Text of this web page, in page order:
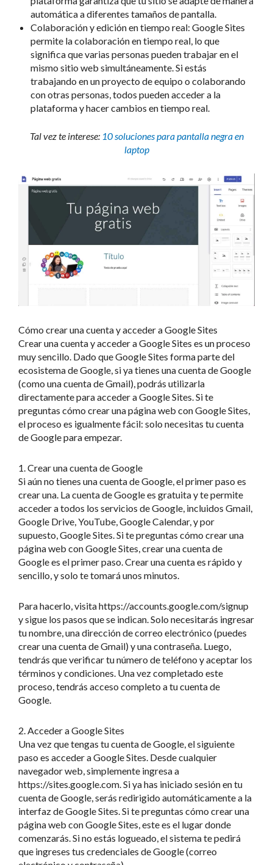
automática a diferentes tamaños de pantalla.
Colaboración y edición en tiempo real: Google Sites
permite la colaboración en tiempo real, lo que
significa que varias personas pueden trabajar en el
mismo sitio web simultáneamente. Si estás
trabajando en un proyecto de equipo o colaborando
con otras personas, todos pueden acceder a la
plataforma y hacer cambios en tiempo real.
Tal vez te interese: 10 soluciones para pantalla negra en
laptop
Cómo crear una cuenta y acceder a Google Sites
Crear una cuenta y acceder a Google Sites es un proceso
muy sencillo. Dado que Google Sites forma parte del
ecosistema de Google, si ya tienes una cuenta de Google
(como una cuenta de Gmail), podrás utilizarla
directamente para acceder a Google Sites. Si te
preguntas cómo crear una página web con Google Sites,
el proceso es igualmente fácil: solo necesitas tu cuenta
de Google para empezar.
1. Crear una cuenta de Google
Si aún no tienes una cuenta de Google, el primer paso es
crear una. La cuenta de Google es gratuita y te permite
acceder a todos los servicios de Google, incluidos Gmail,
Google Drive, YouTube, Google Calendar, y por
supuesto, Google Sites. Si te preguntas cómo crear una
página web con Google Sites, crear una cuenta de
Google es el primer paso. Crear una cuenta es rápido y
sencillo, y solo te tomará unos minutos.
Para hacerlo, visita https://accounts.google.com/signup
y sigue los pasos que se indican. Solo necesitarás ingresar
tu nombre, una dirección de correo electrónico (puedes
crear una cuenta de Gmail) y una contraseña. Luego,
tendrás que verificar tu número de teléfono y aceptar los
términos y condiciones. Una vez completado este
proceso, tendrás acceso completo a tu cuenta de
Google.
2. Acceder a Google Sites
Una vez que tengas tu cuenta de Google, el siguiente
paso es acceder a Google Sites. Desde cualquier
navegador web, simplemente ingresa a
https://sites.google.com. Si ya has iniciado sesión en tu
cuenta de Google, serás redirigido automáticamente a la
interfaz de Google Sites. Si te preguntas cómo crear una
página web con Google Sites, este es el lugar donde
comenzarás. Si no estás logueado, el sistema te pedirá
que ingreses tus credenciales de Google (correo